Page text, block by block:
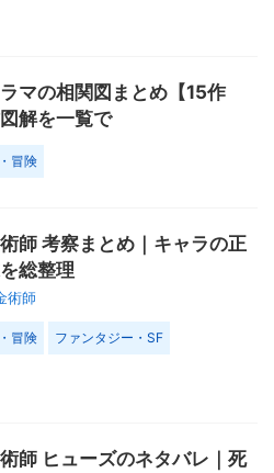
マの相関図まとめ【15作
解を一覧で
冒険
師 考察まとめ｜キャラの正
総整理
術師
冒険 ファンタジー・SF
師 ヒューズのネタバレ｜死